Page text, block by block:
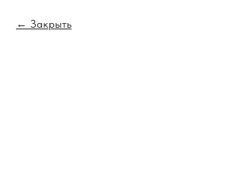
Закрыть